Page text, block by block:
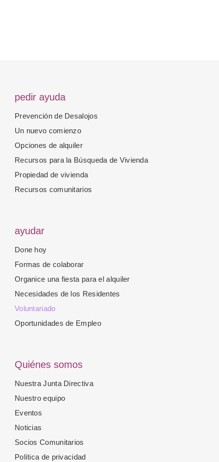
pedir ayuda
Prevención de Desalojos
Un nuevo comienzo
Opciones de alquiler
Recursos para la Búsqueda de Vivienda
Propiedad de vivienda
Recursos comunitarios
ayudar
Done hoy
Formas de colaborar
Organice una fiesta para el alquiler
Necesidades de los Residentes
Voluntariado
Oportunidades de Empleo
Quiénes somos
Nuestra Junta Directiva
Nuestro equipo
Eventos
Noticias
Socios Comunitarios
Política de privacidad